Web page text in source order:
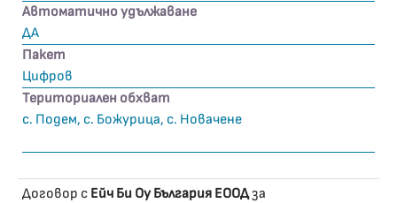
Автоматично удължаване
ДА
Пакет
Цифров
Териториален обхват
с. Подем, с. Божурица, с. Новачене
Договор с Ейч Би Оу България ЕООДза